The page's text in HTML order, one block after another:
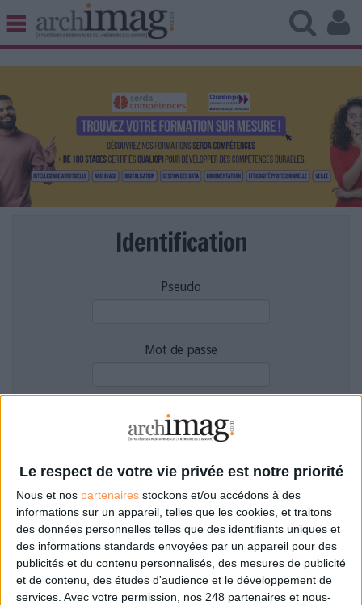
Le respect de votre vie privée est notre priorité
Nous et nos partenaires stockons et/ou accédons à des
informations sur un appareil, telles que les cookies, et traitons
des données personnelles telles que des identifiants uniques et
des informations standards envoyées par un appareil pour des
publicités et du contenu personnalisés, des mesures de publicité
et de contenu, des études d'audience et le développement de
services. Avec votre permission, nos 248 partenaires et nous-
BIBLIOTHÈQUE ÉDITION
UNIVERS DATA
TRAVAIL COLLABORATIF
VIE NUMÉRIQUE
NUMÉRIQUE RESPONSABLE
LES LIVRES BLANCS
LES SUPPLÉMENTS
NOS OFFRES D'ABONNEMENTS
Identification
Pseudo
Mot de passe
Filtre anti-spam
Mot de passe oublié ?
Pas encore de compte?